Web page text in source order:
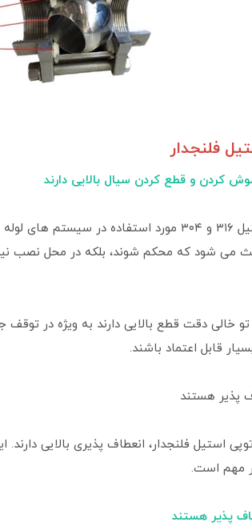
فلنجدار
انتخاب مواد برای شیر توپی استیل ۳۱۶ و ۳۰۴
می شود که محکم شوند، بلکه در محل نصب
خالی دقت قطع بالایی دارند به ویژه در
قابل اعتماد باشند.
پذیر هستند
استیل فلنجدار، انعطاف پذیری بالایی
مهم است.